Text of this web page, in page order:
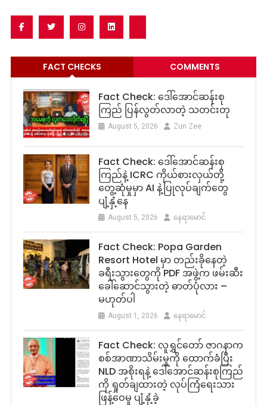
FACT CHECKS COMMENTS
Fact Check: ဒေါ်အောင်ဆန်းစု
ကြည် ပြန်လွတ်လာတဲ့ သတင်းတု
August 5, 2026 Zun Zee
Fact Check: ဒေါ်အောင်ဆန်းစု
ကြည်နဲ့ ICRC ကိုယ်စားလှယ်တို့
တွေ့ဆုံမှုမှာ AI နဲ့ပြုလုပ်ချက်တွေ
ပျံ့နှံ့နေ
August 5, 2026 နေရာမောင်
Fact Check: Popa Garden
Resort Hotel မှာ တည်းခိုနေတဲ့
ခရီးသွားတွေကို PDF အဖွဲ့က ဖမ်းဆီး
ခေါ်ဆောင်သွားတဲ့ ဓာတ်ပုံလား –
မဟုတ်ပါ
August 1, 2026 နေရာမောင်
Fact Check: လူရွှင်တော် ဇာဂနာက
စစ်အာဏာသိမ်းမှုကို ထောက်ခံပြီး
NLD အစိုးရနဲ့ ဒေါ်အောင်ဆန်းစုကြည်
ကို ရှုတ်ချထားတဲ့ လုပ်ကြံရေးသား
ဖြန့်ဝေမှု ပျံ့နှံ့ခဲ့